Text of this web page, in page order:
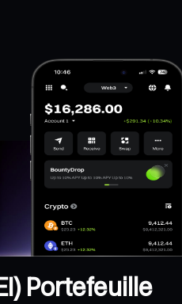
Portefeuille